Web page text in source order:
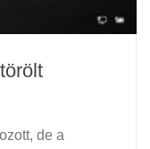
de a